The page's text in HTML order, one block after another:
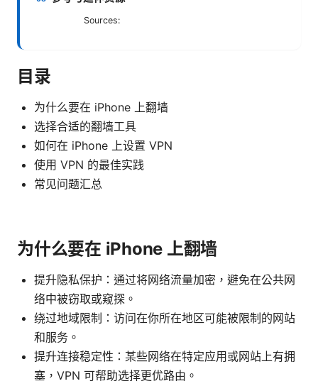
Sources:
目录
为什么要在 iPhone 上翻墙
选择合适的翻墙工具
如何在 iPhone 上设置 VPN
使用 VPN 的最佳实践
常见问题汇总
为什么要在 iPhone 上翻墙
提升隐私保护：通过将网络流量加密，避免在公共网
络中被窃取或窥探。
绕过地域限制：访问在你所在地区可能被限制的网站
和服务。
提升连接稳定性：某些网络在特定应用或网站上有拥
塞，VPN 可帮助选择更优路由。